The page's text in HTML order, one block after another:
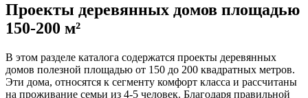
Проекты деревянных домов площадью
150-200 м²
В этом разделе каталога содержатся проекты деревянных
домов полезной площадью от 150 до 200 квадратных метров.
Эти дома, относятся к сегменту комфорт класса и рассчитаны
на проживание семьи из 4-5 человек. Благодаря правильной